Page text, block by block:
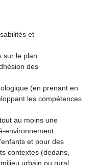
et
sur le plan
des
(en prenant en
les compétences
au moins une
environnement.
et pour des
contextes (dedans,
urbain ou rural,